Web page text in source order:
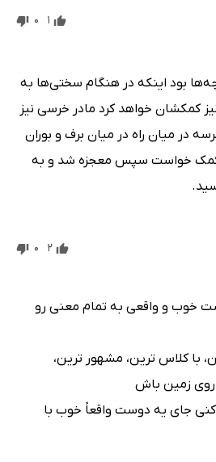
1
0
بود اینکه در هنگام سختی‌ها به
کمکشان خواهد کرد مادر خرسی نیز
در میان راه در میان برف و بوران
کمک خواست سپس معجزه شد و به
2
0
خوب و واقعی به تمام معنی رو
با کلاس ترین، مشهور ترین،
روی زمین باش
جای یه دوست واقعاً خوب با